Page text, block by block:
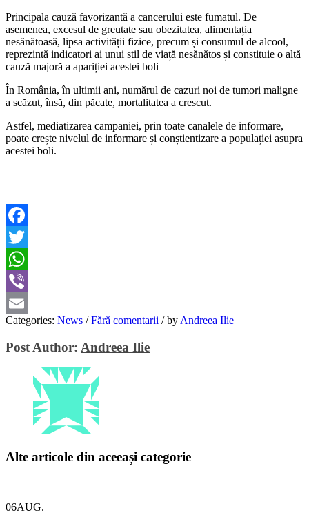
Principala cauză favorizantă a cancerului este fumatul. De
asemenea, excesul de greutate sau obezitatea, alimentația
nesănătoasă, lipsa activității fizice, precum și consumul de alcool,
reprezintă indicatori ai unui stil de viață nesănătos și constituie o altă
cauză majoră a apariției acestei boli
În România, în ultimii ani, numărul de cazuri noi de tumori maligne
a scăzut, însă, din păcate, mortalitatea a crescut.
Astfel, mediatizarea campaniei, prin toate canalele de informare,
poate crește nivelul de informare și conștientizare a populației asupra
acestei boli.
Facebook
Twitter
WhatsApp
Viber
Email
Categories: News / Fără comentarii /by Andreea Ilie
Post Author: Andreea Ilie
Alte articole din aceeași categorie
06AUG.